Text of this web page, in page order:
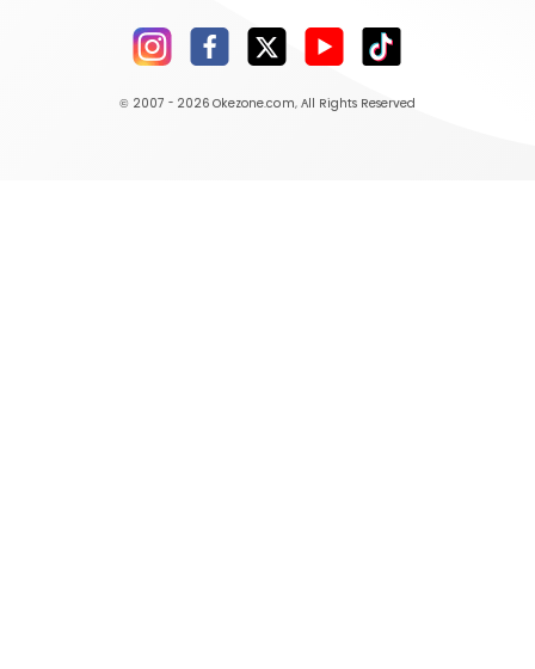
© 2007 - 2026 Okezone.com, All Rights Reserved